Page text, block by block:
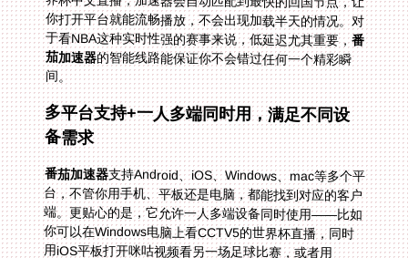
于看NBA这种实时性强的赛事来说，低延迟尤其重要，番
茄加速器的智能线路能保证你不会错过任何一个精彩瞬
间。
多平台支持+一人多端同时用，满足不同设
备需求
番茄加速器支持Android、iOS、Windows、mac等多个平
台，不管你用手机、平板还是电脑，都能找到对应的客户
端。更贴心的是，它允许一人多端设备同时使用——比如
你可以在Windows电脑上看CCTV5的世界杯直播，同时
用iOS平板打开咪咕视频看另一场足球比赛，或者用
Android手机刷NBA的精彩集锦，互不影响。这对于海外
家庭来说特别方便，家里的每个人都能在自己的设备上看